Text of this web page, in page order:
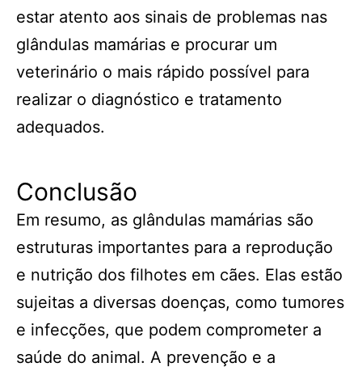
estar atento aos sinais de problemas nas
glândulas mamárias e procurar um
veterinário o mais rápido possível para
realizar o diagnóstico e tratamento
adequados.
Conclusão
Em resumo, as glândulas mamárias são
estruturas importantes para a reprodução
e nutrição dos filhotes em cães. Elas estão
sujeitas a diversas doenças, como tumores
e infecções, que podem comprometer a
saúde do animal. A prevenção e a